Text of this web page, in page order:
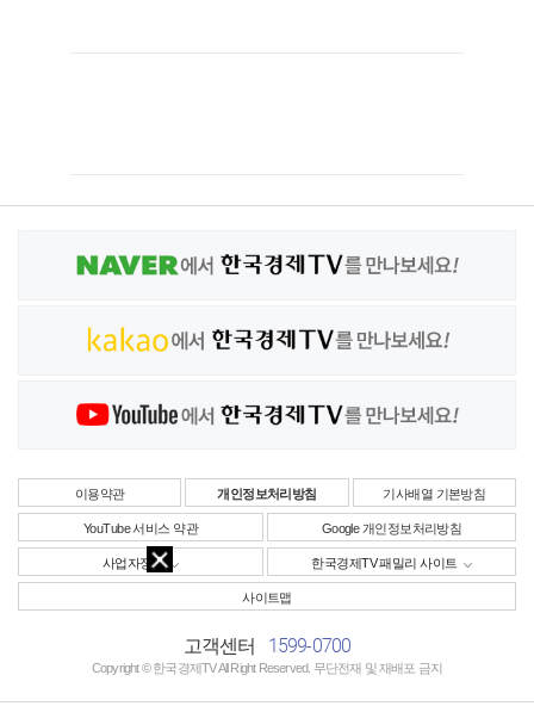
이용약관 개인정보처리방침 기사배열 기본방침
YouTube 서비스 약관 Google 개인정보처리방침
사업자정보 한국경제TV 패밀리 사이트
사이트맵
고객센터 1599-0700
Copyright © 한국경제TV All Right Reserved. 무단전재 및 재배포 금지